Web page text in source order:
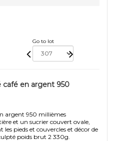
Go to lot
café en argent 950
argent 950 millièmes
et un sucrier couvert ovale,
pieds et couvercles et décor de
poids brut 2 330g.